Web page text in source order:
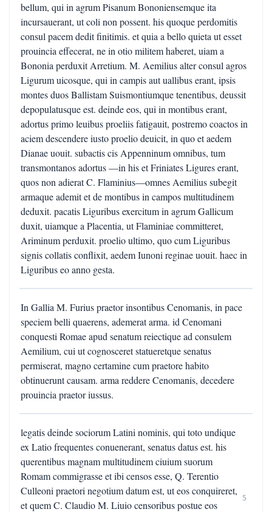
bellum, qui in agrum Pisanum Bononiensemque ita
incursauerant, ut coli non possent. his quoque perdomitis
consul pacem dedit finitimis. et quia a bello quieta ut esset
prouincia effecerat, ne in otio militem haberet, uiam a
Bononia perduxit Arretium. M. Aemilius alter consul agros
Ligurum uicosque, qui in campis aut uallibus erant, ipsis
montes duos Ballistam Suismontiumque tenentibus, deussit
depopulatusque est. deinde eos, qui in montibus erant,
adortus primo leuibus proeliis fatigauit, postremo coactos in
aciem descendere iusto proelio deuicit, in quo et aedem
Dianae uouit. subactis cis Appenninum omnibus, tum
transmontanos adortus —in his et Friniates Ligures erant,
quos non adierat C. Flaminius—omnes Aemilius subegit
armaque ademit et de montibus in campos multitudinem
deduxit. pacatis Liguribus exercitum in agrum Gallicum
duxit, uiamque a Placentia, ut Flaminiae committeret,
Ariminum perduxit. proelio ultimo, quo cum Liguribus
signis collatis conflixit, aedem Iunoni reginae uouit. haec in
Liguribus eo anno gesta.
In Gallia M. Furius praetor insontibus Cenomanis, in pace
speciem belli quaerens, ademerat arma. id Cenomani
conquesti Romae apud senatum reiectique ad consulem
Aemilium, cui ut cognosceret statueretque senatus
permiserat, magno certamine cum praetore habito
obtinuerunt causam. arma reddere Cenomanis, decedere
prouincia praetor iussus.
legatis deinde sociorum Latini nominis, qui toto undique
ex Latio frequentes conuenerant, senatus datus est. his
querentibus magnam multitudinem ciuium suorum
Romam commigrasse et ibi censos esse, Q. Terentio
Culleoni praetori negotium datum est, ut eos conquireret,
et quem C. Claudio M. Liuio censoribus postue eos
5